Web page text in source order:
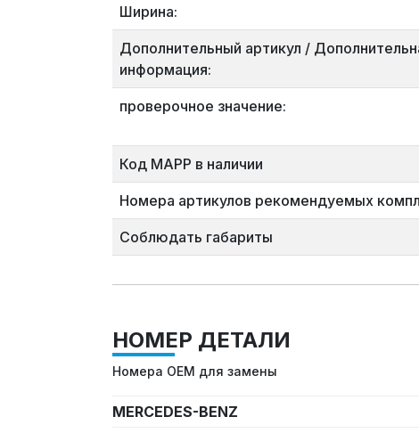
Ширина:
Дополнительный артикул /
информация:
проверочное значение:
Код MAPP в наличии
Номера артикулов рекомендуемых
Соблюдать габариты
НОМЕР ДЕТАЛИ
Номера OEM для замены
MERCEDES-BENZ